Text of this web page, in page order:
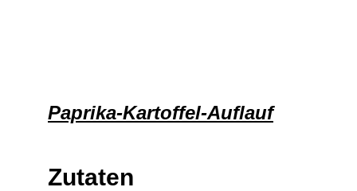
Paprika-Kartoffel-Auflauf
Zutaten